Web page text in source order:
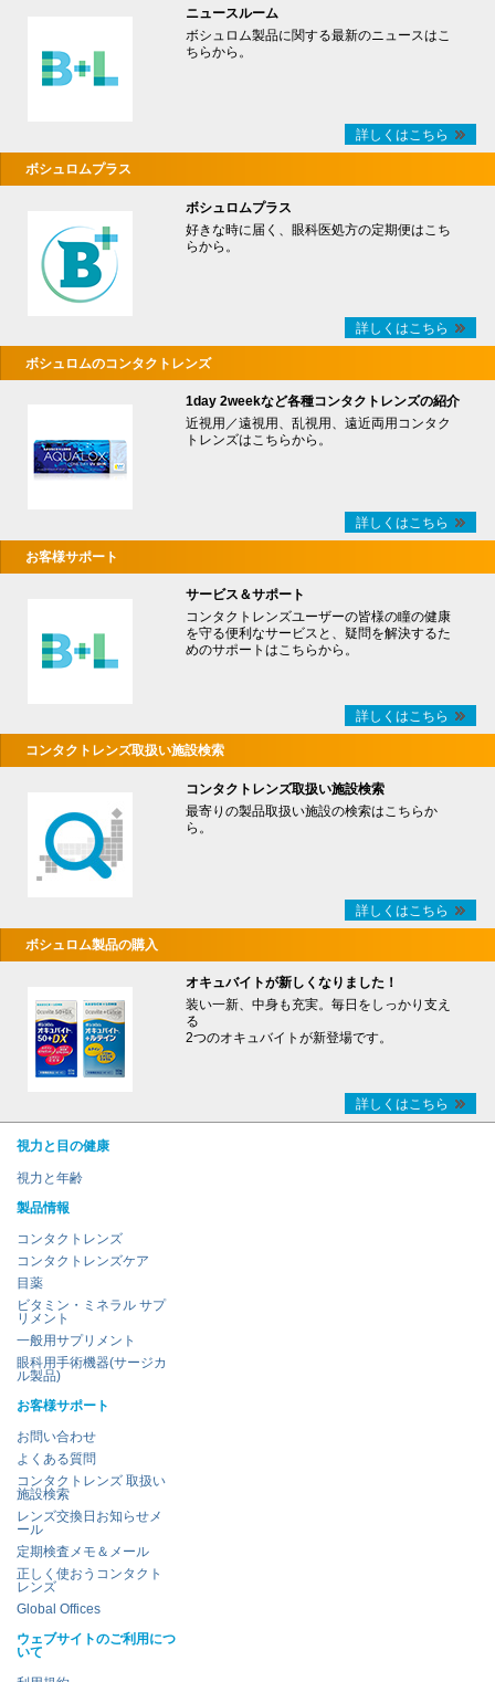
ニュースルーム
ボシュロム製品に関する最新のニュースはこ
ちらから。
詳しくはこちら
ボシュロムプラス
ボシュロムプラス
好きな時に届く、眼科医処方の定期便はこち
らから。
詳しくはこちら
ボシュロムのコンタクトレンズ
1day 2weekなど各種コンタクトレンズの紹介
近視用／遠視用、乱視用、遠近両用コンタク
トレンズはこちらから。
詳しくはこちら
お客様サポート
サービス＆サポート
コンタクトレンズユーザーの皆様の瞳の健康
を守る便利なサービスと、疑問を解決するた
めのサポートはこちらから。
詳しくはこちら
コンタクトレンズ取扱い施設検索
コンタクトレンズ取扱い施設検索
最寄りの製品取扱い施設の検索はこちらか
ら。
詳しくはこちら
ボシュロム製品の購入
オキュバイトが新しくなりました！
装い一新、中身も充実。毎日をしっかり支え
る
2つのオキュバイトが新登場です。
詳しくはこちら
視力と目の健康
視力と年齢
製品情報
コンタクトレンズ
コンタクトレンズケア
目薬
ビタミン・ミネラル サプ
リメント
一般用サプリメント
眼科用手術機器(サージカ
ル製品)
お客様サポート
お問い合わせ
よくある質問
コンタクトレンズ 取扱い
施設検索
レンズ交換日お知らせメ
ール
定期検査メモ＆メール
正しく使おうコンタクト
レンズ
Global Offices
ウェブサイトのご利用につ
いて